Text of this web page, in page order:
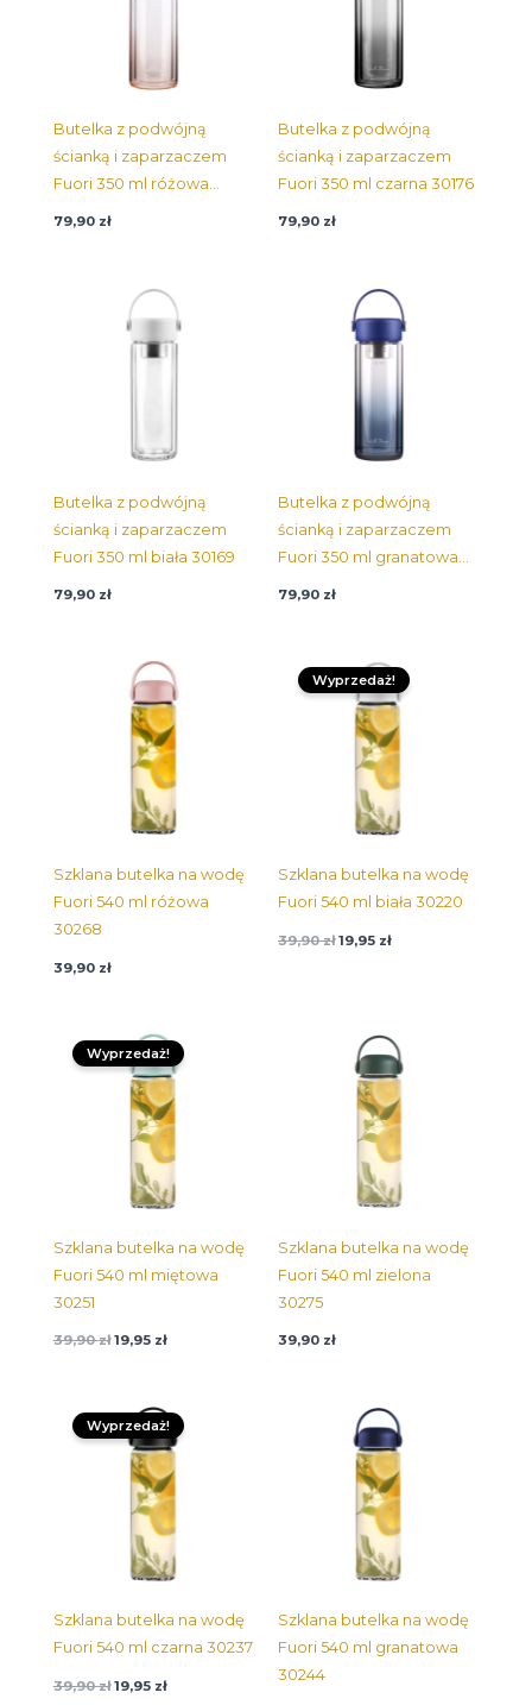
Butelka z podwójną
ścianką i zaparzaczem
Fuori 350 ml różowa
79,90 zł
Butelka z podwójną
ścianką i zaparzaczem
Fuori 350 ml czarna 30176
79,90 zł
Butelka z podwójną
ścianką i zaparzaczem
Fuori 350 ml biała 30169
79,90 zł
Butelka z podwójną
ścianką i zaparzaczem
Fuori 350 ml granatowa
79,90 zł
Szklana butelka na wodę
Fuori 540 ml różowa
30268
39,90 zł
Wyprzedaż!
Szklana butelka na wodę
Fuori 540 ml biała 30220
39,90zł
cena
wynosiła:
39,90 zł.
19,95 zł
cena:
19,95 zł.
Wyprzedaż!
Szklana butelka na wodę
Fuori 540 ml miętowa
30251
39,90zł
cena
wynosiła:
39,90 zł.
19,95 zł
cena:
19,95 zł.
Szklana butelka na wodę
Fuori 540 ml zielona
30275
39,90 zł
Wyprzedaż!
Szklana butelka na wodę
Fuori 540 ml czarna 30237
39,90zł
cena
wynosiła:
39,90 zł.
19,95 zł
cena:
19,95 zł.
Szklana butelka na wodę
Fuori 540 ml granatowa
30244